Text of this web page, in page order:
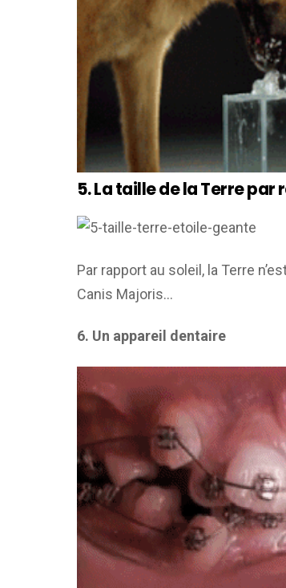
5. La taille de la Terre
Par rapport au soleil, la Terre
Canis Majoris…
6. Un appareil dentaire